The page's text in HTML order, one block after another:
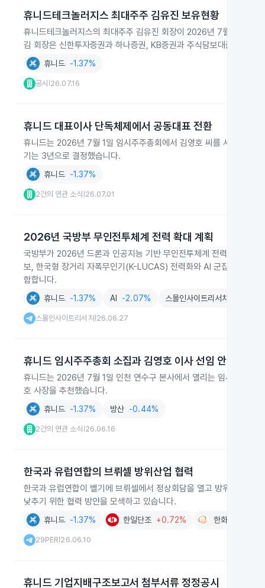
휴니드테크놀러지스 최대주주 김유진 보유현황
휴니드테크놀러지스의 최대주주 김유진 회장이 2026년 7월 기준
김 회장은 신한투자증권과 하나증권, KB증권과 주식담보대출 계약을
휴니드 -1.37%
공시 26.07.16
휴니드 대표이사 단독체제에서 공동대표 전환
휴니드는 2026년 7월 1일 임시주주총회에서 김영호 씨를 사내이사
기는 3년으로 결정했습니다.
휴니드 -1.37%
2건의 연관 소식 26.07.01
2026년 국방부 무인전투체계 전력 확대 계획
국방부가 2026년 드론과 인공지능 기반 무인전투체계 전력을 확대한
보, 한국형 장거리 자폭무인기(K-LUCAS) 전력화와 AI 군집드론 개
함합니다.
휴니드 -1.37% AI -2.07% 스몰인사이트리서치
스몰인사이트리서치 26.06.27
휴니드 임시주주총회 소집과 김영호 이사 선임 안건
휴니드는 2026년 7월 1일 인천 연수구 본사에서 열리는 임시주주총
호 사장을 추천했습니다.
휴니드 -1.37% 방산 -0.44%
2건의 연관 소식 26.06.16
한국과 유럽연합의 브뤼셀 방위산업 협력
한국과 유럽연합이 벨기에 브뤼셀에서 정상회담을 열고 방위산업 협
낮추기 위한 협력 방안을 모색하고 있습니다.
휴니드 -1.37% 한일단조 +0.72% 한화시스템
29PER 26.06.10
휴니드 기업지배구조보고서 첨부서류 정정공시